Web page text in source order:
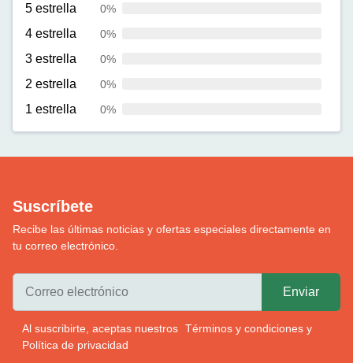
5 estrella 0%
4 estrella 0%
3 estrella 0%
2 estrella 0%
1 estrella 0%
Suscríbete
Recibe las últimas noticias y ofertas especiales directamente en
tu correo electrónico.
Al suscribirte, aceptas nuestros Términos y condiciones y
Política de privacidad